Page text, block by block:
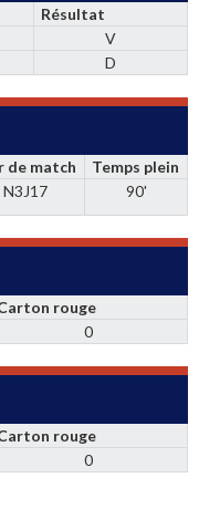
Résultat
V
D
de match
Temps plein
N3J17 90'
rouge
0
rouge
0